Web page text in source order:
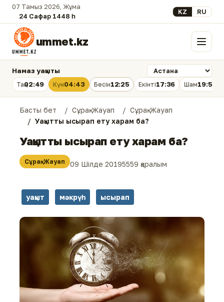
07 Тамыз 2026, Жұма
24 Сафар 1448 һ.
Select your
KZ RU
ummet.kz Мәзір
Намаз уақыты
Таң02:49 Күн04:43 Бесін12:25 Екінті17:36 Шам19:56
Басты бет Сұрақ-Жауап
Сұрақ-Жауап
Уақытты ысырап ету харам ба?
Уақытты ысырап ету харам ба?
Сұрақ-Жауап 09 Шілде 20195559 қаралым
уақыт мәкрүһ ысырап